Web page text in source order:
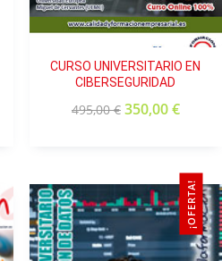
CURSO UNIVERSITARIO EN
CIBERSEGURIDAD
495,00€ 350,00€
¡OFERTA!